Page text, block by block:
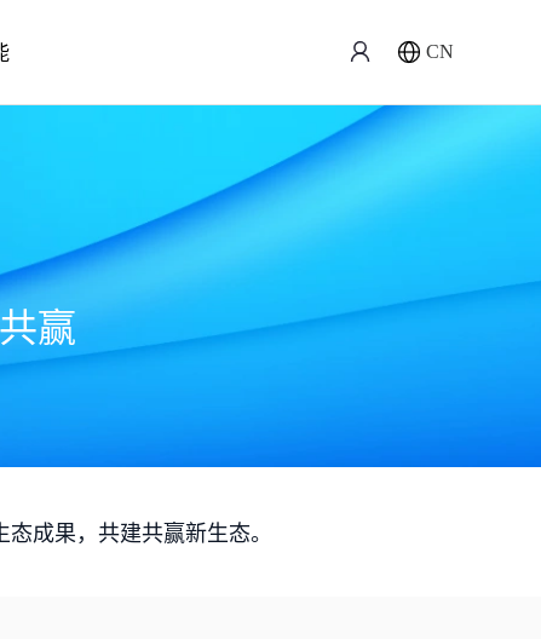
CN
赢
成果，共建共赢新生态。